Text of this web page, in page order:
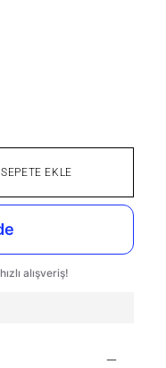
SEPETE EKLE